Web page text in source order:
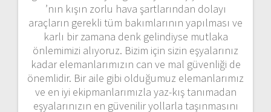
’nın kışın zorlu hava şartlarından dolayı
araçların gerekli tüm bakımlarının yapılması ve
karlı bir zamana denk gelindiyse mutlaka
önlemimizi alıyoruz. Bizim için sizin eşyalarınız
kadar elemanlarımızın can ve mal güvenliği de
önemlidir. Bir aile gibi olduğumuz elemanlarımız
ve en iyi ekipmanlarımızla yaz-kış tanımadan
eşyalarınızın en güvenilir yollarla taşınmasını